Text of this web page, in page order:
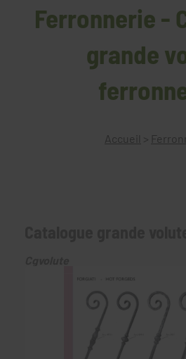
Ferronnerie -
grande
Accueil >